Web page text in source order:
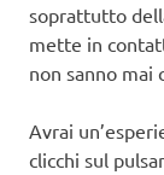
soprattutto
mette in
non sanno mai
Avrai
clicchi sul